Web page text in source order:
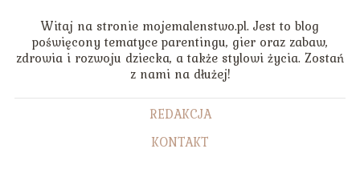
Witaj na stronie mojemalenstwo.pl. Jest to blog
poświęcony tematyce parentingu, gier oraz zabaw,
zdrowia i rozwoju dziecka, a także stylowi życia. Zostań
z nami na dłużej!
REDAKCJA
KONTAKT